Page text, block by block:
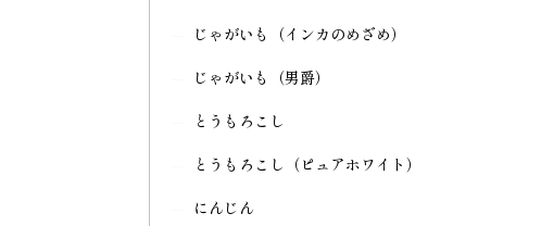
じゃがいも（インカのめざめ）
じゃがいも（男爵）
とうもろこし
とうもろこし（ピュアホワイト）
にんじん